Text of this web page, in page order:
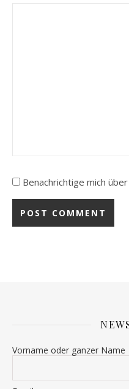
Benachrichtige mich
Vorname oder ganzer Name